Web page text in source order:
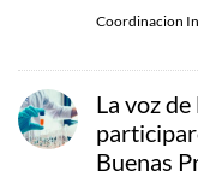
Coordinacion
La voz
Buenas